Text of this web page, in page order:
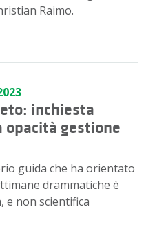
Raimo.
inchiesta
gestione
guida che ha orientato
drammatiche è
e non scientifica